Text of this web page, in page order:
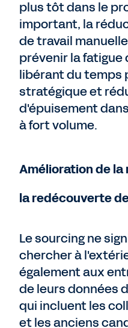
plus tôt dans le
important, la
de travail
prévenir la
libérant du temps
stratégique et
d'épuisement
à fort volume.
Amélioration de
la redécouverte
Le sourcing ne
chercher à
également aux
de leurs données
qui incluent les
et les anciens